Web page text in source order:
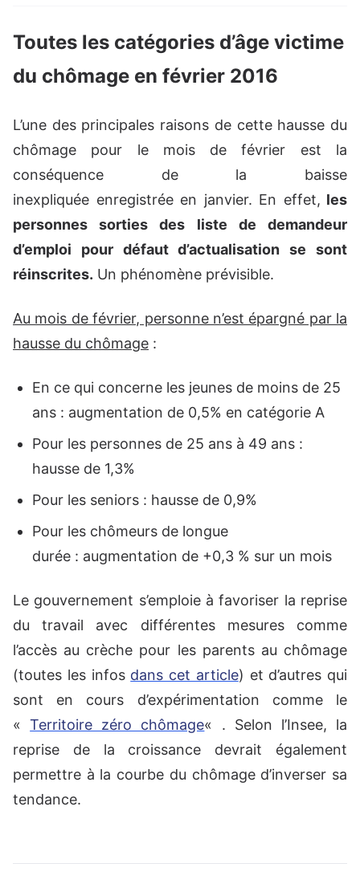
Toutes les catégories d’âge victime
du chômage en février 2016
L’une des principales raisons de cette hausse du
chômage pour le mois de février est la
conséquence de la baisse
inexpliquée enregistrée en janvier. En effet, les
personnes sorties des liste de demandeur
d’emploi pour défaut d’actualisation se sont
réinscrites. Un phénomène prévisible.
Au mois de février, personne n’est épargné par la
hausse du chômage :
En ce qui concerne les jeunes de moins de 25
ans : augmentation de 0,5% en catégorie A
Pour les personnes de 25 ans à 49 ans :
hausse de 1,3%
Pour les seniors : hausse de 0,9%
Pour les chômeurs de longue
durée : augmentation de +0,3 % sur un mois
Le gouvernement s’emploie à favoriser la reprise
du travail avec différentes mesures comme
l’accès au crèche pour les parents au chômage
(toutes les infos dans cet article) et d’autres qui
sont en cours d’expérimentation comme le
«Territoire zéro chômage« . Selon l’Insee, la
reprise de la croissance devrait également
permettre à la courbe du chômage d’inverser sa
tendance.